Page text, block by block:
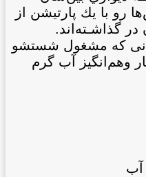
رو با يك پارتيشن از
در گذاشـته‌اند.
که مشغول شستشو
وهم‌انگيز آب گرم
آب